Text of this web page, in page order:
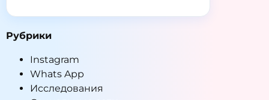
Рубрики
Instagram
Whats App
Исследования